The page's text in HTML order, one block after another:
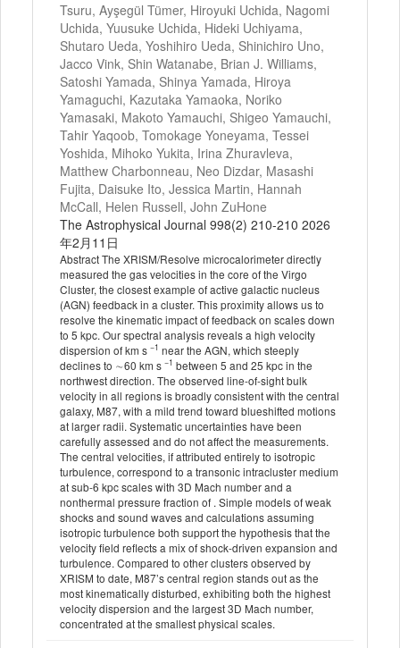
Tsuru, Ayşegül Tümer, Hiroyuki Uchida, Nagomi
Uchida, Yuusuke Uchida, Hideki Uchiyama,
Shutaro Ueda, Yoshihiro Ueda, Shinichiro Uno,
Jacco Vink, Shin Watanabe, Brian J. Williams,
Satoshi Yamada, Shinya Yamada, Hiroya
Yamaguchi, Kazutaka Yamaoka, Noriko
Yamasaki, Makoto Yamauchi, Shigeo Yamauchi,
Tahir Yaqoob, Tomokage Yoneyama, Tessei
Yoshida, Mihoko Yukita, Irina Zhuravleva,
Matthew Charbonneau, Neo Dizdar, Masashi
Fujita, Daisuke Ito, Jessica Martin, Hannah
McCall, Helen Russell, John ZuHone
The Astrophysical Journal 998(2) 210-210 2026
年2月11日
Abstract The XRISM/Resolve microcalorimeter directly
measured the gas velocities in the core of the Virgo
Cluster, the closest example of active galactic nucleus
(AGN) feedback in a cluster. This proximity allows us to
resolve the kinematic impact of feedback on scales down
to 5 kpc. Our spectral analysis reveals a high velocity
dispersion of km s −1 near the AGN, which steeply
declines to ∼60 km s −1 between 5 and 25 kpc in the
northwest direction. The observed line-of-sight bulk
velocity in all regions is broadly consistent with the central
galaxy, M87, with a mild trend toward blueshifted motions
at larger radii. Systematic uncertainties have been
carefully assessed and do not affect the measurements.
The central velocities, if attributed entirely to isotropic
turbulence, correspond to a transonic intracluster medium
at sub-6 kpc scales with 3D Mach number and a
nonthermal pressure fraction of . Simple models of weak
shocks and sound waves and calculations assuming
isotropic turbulence both support the hypothesis that the
velocity field reflects a mix of shock-driven expansion and
turbulence. Compared to other clusters observed by
XRISM to date, M87’s central region stands out as the
most kinematically disturbed, exhibiting both the highest
velocity dispersion and the largest 3D Mach number,
concentrated at the smallest physical scales.